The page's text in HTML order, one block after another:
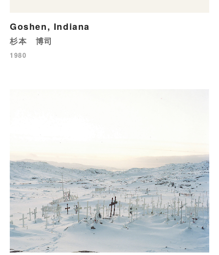
Goshen, Indiana
杉本 博司
1980